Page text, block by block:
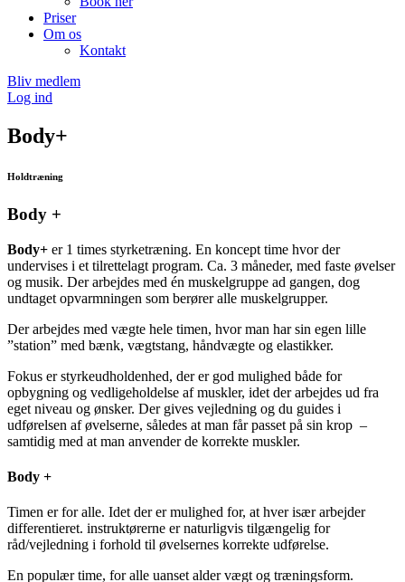
Priser
Om os
Kontakt
Bliv medlem
Log ind
Body+
Holdtræning
Body +
Body+ er 1 times styrketræning. En koncept time hvor der
undervises i et tilrettelagt program. Ca. 3 måneder, med faste øvelser
og musik. Der arbejdes med én muskelgruppe ad gangen, dog
undtaget opvarmningen som berører alle muskelgrupper.
Der arbejdes med vægte hele timen, hvor man har sin egen lille
”station” med bænk, vægtstang, håndvægte og elastikker.
Fokus er styrkeudholdenhed, der er god mulighed både for
opbygning og vedligeholdelse af muskler, idet der arbejdes ud fra
eget niveau og ønsker. Der gives vejledning og du guides i
udførelsen af øvelserne, således at man får passet på sin krop –
samtidig med at man anvender de korrekte muskler.
Body +
Timen er for alle. Idet der er mulighed for, at hver især arbejder
differentieret. instruktørerne er naturligvis tilgængelig for
råd/vejledning i forhold til øvelsernes korrekte udførelse.
En populær time, for alle uanset alder vægt og træningsform.